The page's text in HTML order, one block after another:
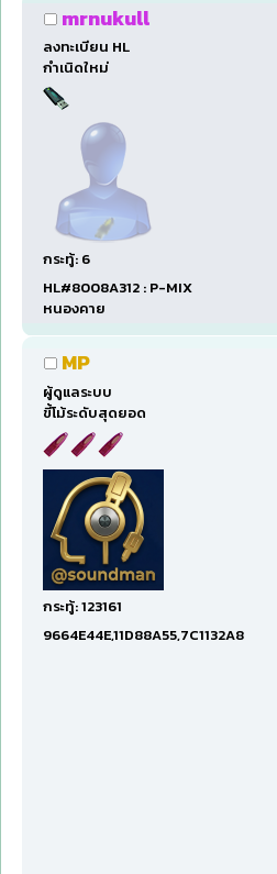
mrnukull
ลงทะเบียน HL
กำเนิดใหม่
กระทู้: 6
HL#8008A312 : P-MIX
หนองคาย
MP
ผู้ดูแลระบบ
ขี้โม้ระดับสุดยอด
กระทู้: 123161
9664E44E,11D88A55,7C1132A8